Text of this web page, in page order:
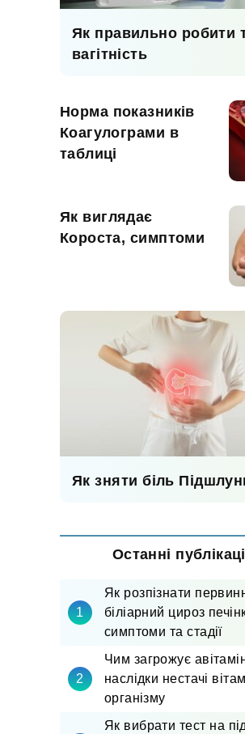
Як правильно робити
вагітність
Норма показників
Коагулограми в
таблиці
Як виглядає
Короста, симптоми
Як зняти біль
Останні
Як розпізнати
біліарний цироз
симптоми та стадії
Чим загрожує
наслідки нестачі
організму
Як вибрати тест на